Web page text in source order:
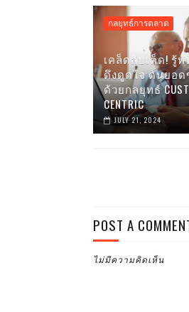
กลยุทธ์การตลาด
เคล็ดลับเด็ด! รู้
ดึงดูดใจ ดันยอด
ด้วยกลยุทธ์
CENTRIC
JULY 21, 2024
POST A
ไม่มีความคิดเห็น